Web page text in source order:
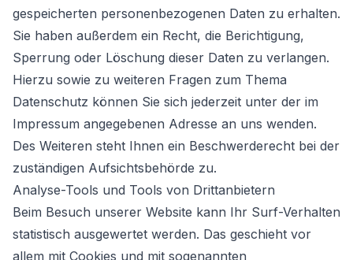
gespeicherten personenbezogenen Daten zu erhalten.
Sie haben außerdem ein Recht, die Berichtigung,
Sperrung oder Löschung dieser Daten zu verlangen.
Hierzu sowie zu weiteren Fragen zum Thema
Datenschutz können Sie sich jederzeit unter der im
Impressum angegebenen Adresse an uns wenden.
Des Weiteren steht Ihnen ein Beschwerderecht bei der
zuständigen Aufsichtsbehörde zu.
Analyse-Tools und Tools von Drittanbietern
Beim Besuch unserer Website kann Ihr Surf-Verhalten
statistisch ausgewertet werden. Das geschieht vor
allem mit Cookies und mit sogenannten